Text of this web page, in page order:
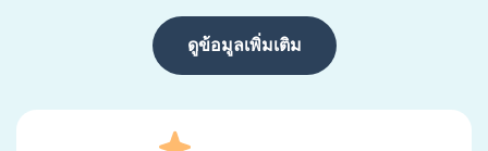
ดูข้อมูลเพิ่มเติม